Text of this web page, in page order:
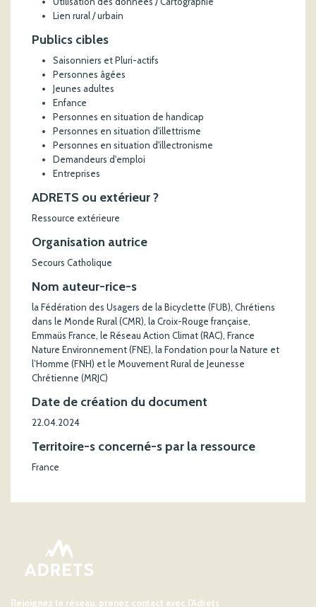
Lien rural / urbain
Publics cibles
Saisonniers et Pluri-actifs
Personnes âgées
Jeunes adultes
Enfance
Personnes en situation de handicap
Personnes en situation d'illettrisme
Personnes en situation d'illectronisme
Demandeurs d'emploi
Entreprises
ADRETS ou extérieur ?
Ressource extérieure
Organisation autrice
Secours Catholique
Nom auteur-rice-s
la Fédération des Usagers de la Bicyclette (FUB), Chrétiens
dans le Monde Rural (CMR), la Croix-Rouge française,
Emmaüs France, le Réseau Action Climat (RAC), France
Nature Environnement (FNE), la Fondation pour la Nature et
l’Homme (FNH) et le Mouvement Rural de Jeunesse
Chrétienne (MRJC)
Date de création du document
22.04.2024
Territoire-s concerné-s par la ressource
France
Rejoignez le réseau, prenez contact avec l'Adrets